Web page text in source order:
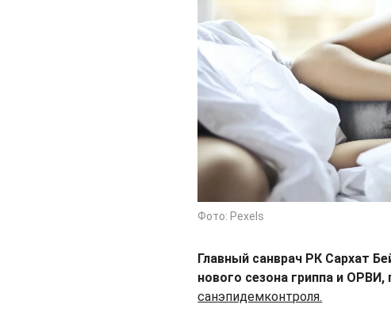
Фото: Pexels
Главный санврач РК Сархат
нового сезона гриппа и ОРВИ,
санэпидемконтроля.